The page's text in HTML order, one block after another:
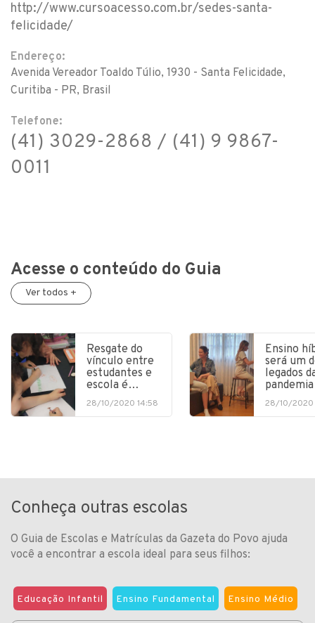
http://www.cursoacesso.com.br/sedes-santa-
felicidade/
Endereço:
Avenida Vereador Toaldo Túlio, 1930 - Santa Felicidade,
Curitiba - PR, Brasil
Telefone:
(41) 3029-2868 / (41) 9 9867-
0011
Acesse o conteúdo do Guia
Ver todos +
Resgate do
vínculo entre
estudantes e
escola é…
28/10/2020 14:58
Ensino
será um
legados
pandemia
28/10/2020
Conheça outras escolas
O Guia de Escolas e Matrículas da Gazeta do Povo ajuda
você a encontrar a escola ideal para seus filhos:
Educação Infantil Ensino Fundamental Ensino Médio